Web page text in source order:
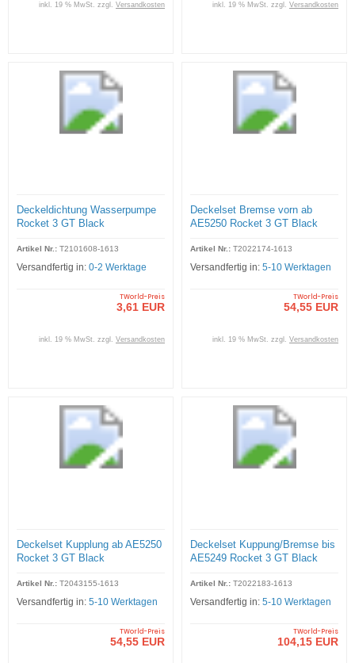
inkl. 19 % MwSt. zzgl. Versandkosten inkl. 19 % MwSt. zzgl. Versandkosten
Deckeldichtung Wasserpumpe
Rocket 3 GT Black
Artikel Nr.: T2101608-1613
Versandfertig in: 0-2 Werktage
TWorld-Preis
3,61 EUR
inkl. 19 % MwSt. zzgl. Versandkosten
Deckelset Bremse vorn ab
AE5250 Rocket 3 GT Black
Artikel Nr.: T2022174-1613
Versandfertig in: 5-10 Werktagen
TWorld-Preis
54,55 EUR
inkl. 19 % MwSt. zzgl. Versandkosten
Deckelset Kupplung ab AE5250
Rocket 3 GT Black
Artikel Nr.: T2043155-1613
Versandfertig in: 5-10 Werktagen
TWorld-Preis
54,55 EUR
Deckelset Kuppung/Bremse bis
AE5249 Rocket 3 GT Black
Artikel Nr.: T2022183-1613
Versandfertig in: 5-10 Werktagen
TWorld-Preis
104,15 EUR